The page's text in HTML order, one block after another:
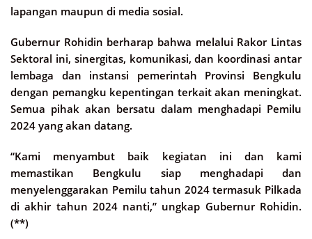
lapangan maupun di media sosial.
Gubernur Rohidin berharap bahwa melalui Rakor Lintas
Sektoral ini, sinergitas, komunikasi, dan koordinasi antar
lembaga dan instansi pemerintah Provinsi Bengkulu
dengan pemangku kepentingan terkait akan meningkat.
Semua pihak akan bersatu dalam menghadapi Pemilu
2024 yang akan datang.
“Kami menyambut baik kegiatan ini dan kami
memastikan Bengkulu siap menghadapi dan
menyelenggarakan Pemilu tahun 2024 termasuk Pilkada
di akhir tahun 2024 nanti,” ungkap Gubernur Rohidin.
(**)